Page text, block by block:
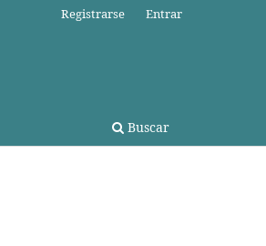
Buscar
Registrarse Entrar